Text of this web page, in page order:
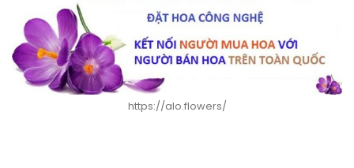
https://alo.flowers/